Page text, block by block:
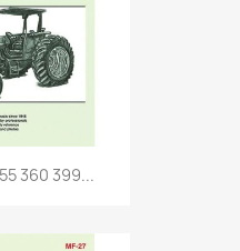
360 399...